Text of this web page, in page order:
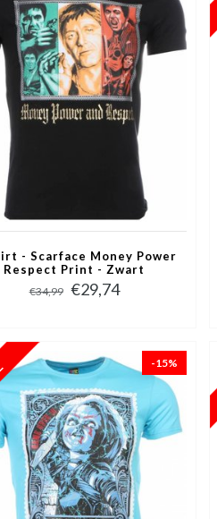
- Scarface Money Power
Respect Print - Zwart
€34,99 €29,74
-15%